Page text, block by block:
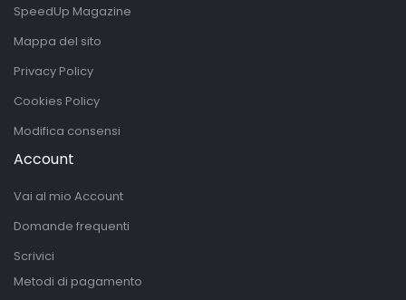
SpeedUp Magazine
Mappa del sito
Privacy Policy
Cookies Policy
Modifica consensi
Account
Vai al mio Account
Domande frequenti
Scrivici
Metodi di pagamento